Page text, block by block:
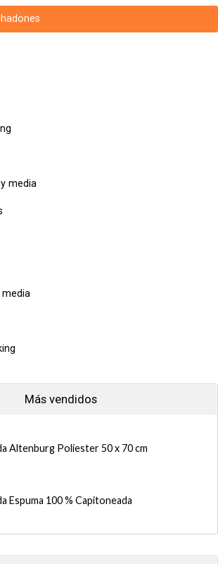
media
Más vendidos
Altenburg Poliester 50 x 70 cm
Espuma 100 % Capitoneada